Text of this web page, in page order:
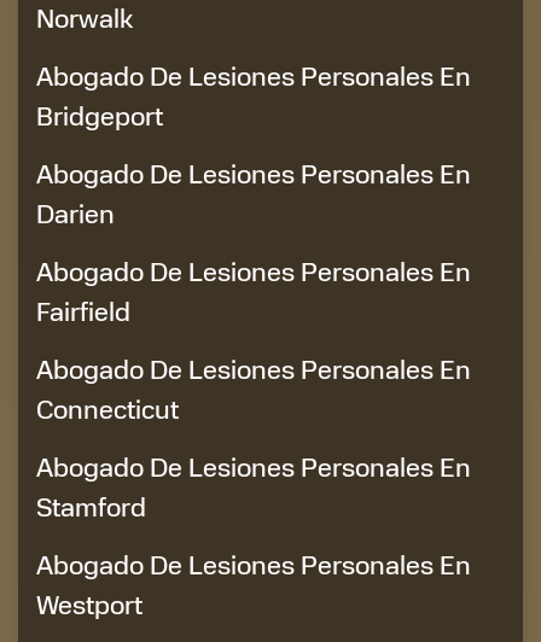
Norwalk
Abogado De Lesiones Personales En
Bridgeport
Abogado De Lesiones Personales En
Darien
Abogado De Lesiones Personales En
Fairfield
Abogado De Lesiones Personales En
Connecticut
Abogado De Lesiones Personales En
Stamford
Abogado De Lesiones Personales En
Westport